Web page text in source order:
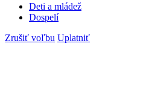
Deti a mládež
Dospelí
Zrušiť voľbu Uplatniť